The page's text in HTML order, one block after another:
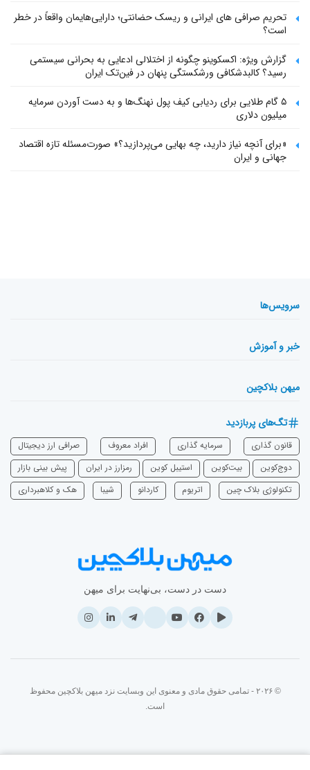
تحریم صرافی های ایرانی و ریسک حضانتی؛ دارایی‌هایمان واقعاً در خطر
است؟
گزارش ویژه: اکسکوینو چگونه از اختلالی ادعایی به بحرانی سیستمی
رسید؟ کالبدشکافی ورشکستگی پنهان در فین‌تک ایران
۵ گام طلایی برای ردیابی کیف پول‌ نهنگ‌ها و به دست آوردن سرمایه
میلیون دلاری
«برای آنچه نیاز دارید، چه بهایی می‌پردازید؟» صورت‌مسئله تازه اقتصاد
جهانی و ایران
سرویس‌ها
خبر و آموزش
میهن بلاکچین
تگ‌های پربازدید
قانون گذاری سرمایه‌ گذاری افراد معروف
صرافی ارز دیجیتال
دوج‌کوین
بیت‌کوین استیبل کوین رمزارز در ایران
پیش بینی بازار
تکنولوژی بلاک چین
اتریوم ‌کاردانو شیبا هک و کلاهبرداری
دست در دست، بی‌نهایت برای میهن
© ۲۰۲۶ - تمامی حقوق مادی و معنوی این وبسایت نزد میهن بلاکچین محفوظ
است.